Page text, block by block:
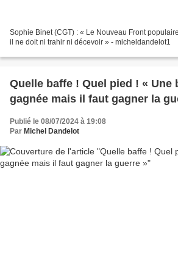
Sophie Binet (CGT) : « Le Nouveau Front
il ne doit ni trahir ni décevoir » - micheldandelot1
Quelle baffe ! Quel pied ! « Une
gagnée mais il faut gagner la
Publié le 08/07/2024 à 19:08
Par Michel Dandelot